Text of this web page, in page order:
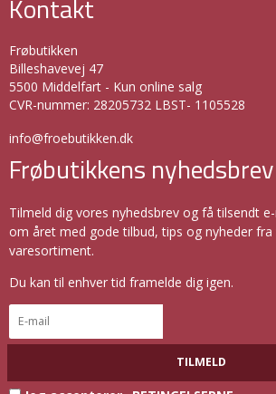
Kontakt
Frøbutikken
Billeshavevej 47
5500 Middelfart - Kun online salg
CVR-nummer: 28205732 LBST- 1105528
info@froebutikken.dk
Frøbutikkens nyhedsbrev
Tilmeld dig vores nyhedsbrev og få tilsendt
om året med gode tilbud, tips og nyheder fra
varesortiment.
Du kan til enhver tid framelde dig igen.
TILMELD